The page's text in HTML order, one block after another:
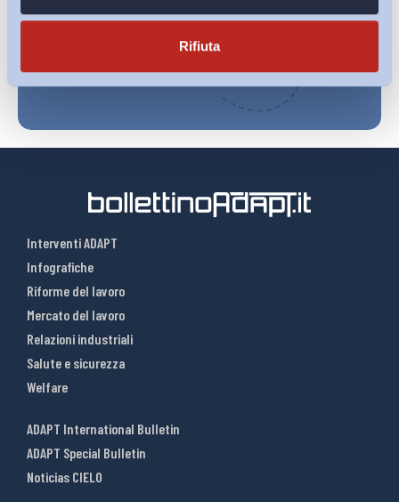
Rifiuta
Interventi ADAPT
Infografiche
Riforme del lavoro
Mercato del lavoro
Relazioni industriali
Salute e sicurezza
Welfare
ADAPT International Bulletin
ADAPT Special Bulletin
Noticias CIELO